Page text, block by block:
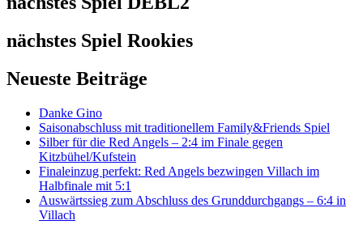
nächstes Spiel Rookies
Neueste Beiträge
Danke Gino
Saisonabschluss mit traditionellem Family&Friends Spiel
Silber für die Red Angels – 2:4 im Finale gegen
Kitzbühel/Kufstein
Finaleinzug perfekt: Red Angels bezwingen Villach im
Halbfinale mit 5:1
Auswärtssieg zum Abschluss des Grunddurchgangs – 6:4 in
Villach